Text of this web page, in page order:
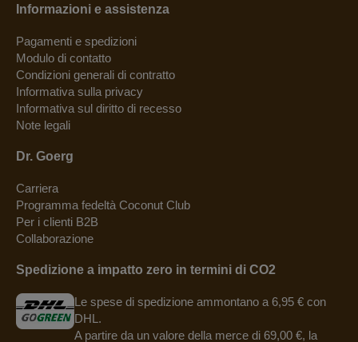
Informazioni e assistenza
Pagamenti e spedizioni
Modulo di contatto
Condizioni generali di contratto
Informativa sulla privacy
Informativa sul diritto di recesso
Note legali
Dr. Goerg
Carriera
Programma fedeltà Coconut Club
Per i clienti B2B
Collaborazione
Spedizione a impatto zero in termini di CO2
Le spese di spedizione ammontano a 6,95 € con
DHL.
A partire da un valore della merce di 69,00 €, la